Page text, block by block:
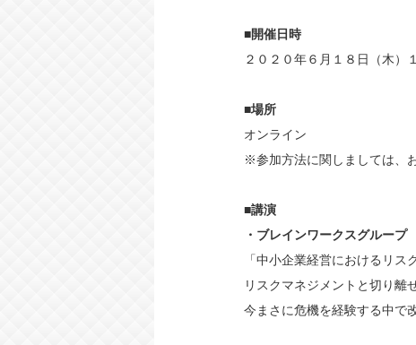
■開催日時
２０２０年６月１８日（木）
■場所
オンライン
※参加方法に関しましては、
■講演
・ブレインワークスグルー
「中小企業経営におけるリス
リスクマネジメントと切り離
今まさに危機を経験する中で